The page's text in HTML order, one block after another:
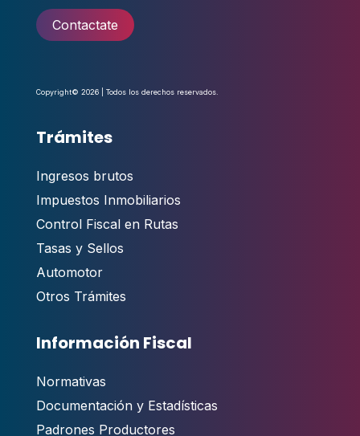
Contactate
Copyright© 2026 | Todos los derechos reservados.
Trámites
Ingresos brutos
Impuestos Inmobiliarios
Control Fiscal en Rutas
Tasas y Sellos
Automotor
Otros Trámites
Información Fiscal
Normativas
Documentación y Estadísticas
Padrones Productores